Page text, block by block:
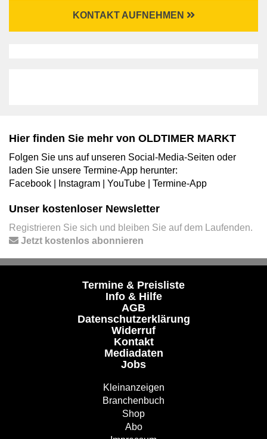
KONTAKT AUFNEHMEN
Hier finden Sie mehr von OLDTIMER MARKT
Folgen Sie uns auf unseren Social-Media-Seiten oder
laden Sie unsere Termine-App herunter:
Facebook
Instagram YouTube Termine-App
Unser kostenloser Newsletter
Registrieren Sie sich und bleiben Sie auf dem Laufenden.
Jetzt kostenlos abonnieren
Termine & Preisliste
Info & Hilfe
AGB
Datenschutzerklärung
Widerruf
Kontakt
Mediadaten
Jobs
Kleinanzeigen
Branchenbuch
Shop
Abo